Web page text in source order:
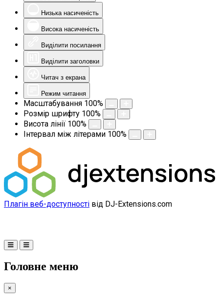
Низька насиченість
Висока насиченість
Виділити посилання
Виділити заголовки
Читач з екрана
Режим читання
Масштабування 100%
Розмір шрифту 100%
Висота лінії 100%
Інтервал між літерами 100%
Плагін веб-доступності від DJ-Extensions.com
Головне меню
×